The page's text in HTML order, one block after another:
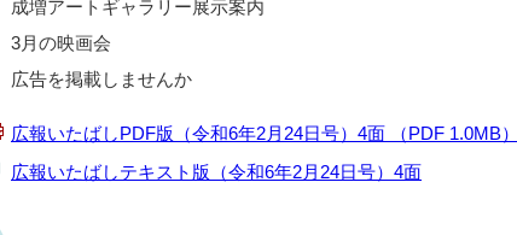
成増アートギャラリー展示案内
3月の映画会
広告を掲載しませんか
広報いたばしPDF版（令和6年2月24日号）4面 （PDF 1.0MB）
広報いたばしテキスト版（令和6年2月24日号）4面